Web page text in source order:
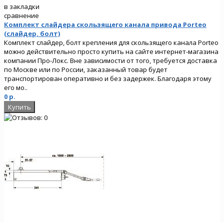
в закладки
сравнение
Комплект слайдера скользящего канала привода Porteo
(слайдер, болт)
Комплект слайдер, болт крепления для скользящего канала Porteo
можно действительно просто купить на сайте интернет-магазина
компании Про-Локс. Вне зависимости от того, требуется доставка
по Москве или по России, заказанный товар будет
транспортирован оперативно и без задержек. Благодаря этому
его мо..
0 р.